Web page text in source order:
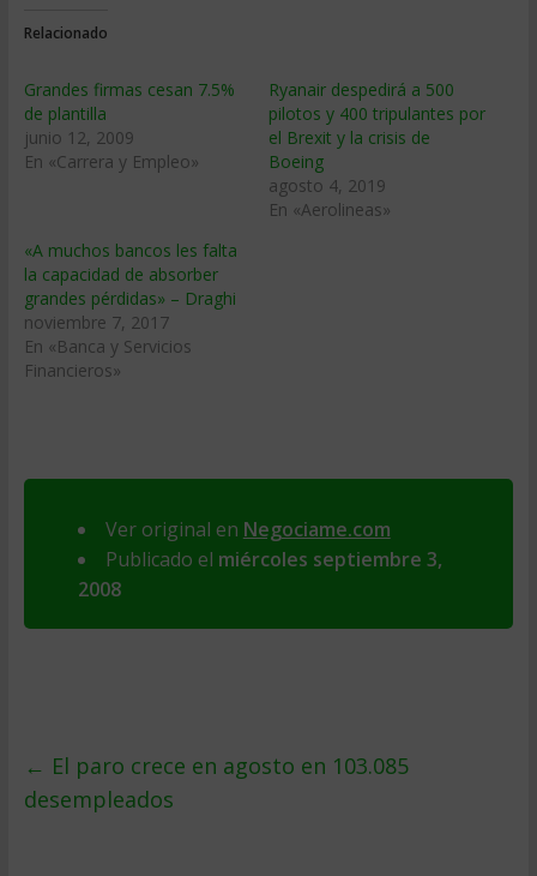
Relacionado
Grandes firmas cesan 7.5%
de plantilla
junio 12, 2009
En «Carrera y Empleo»
Ryanair despedirá a 500
pilotos y 400 tripulantes por
el Brexit y la crisis de
Boeing
agosto 4, 2019
En «Aerolineas»
«A muchos bancos les falta
la capacidad de absorber
grandes pérdidas» – Draghi
noviembre 7, 2017
En «Banca y Servicios
Financieros»
Ver original en Negociame.com
Publicado el miércoles septiembre 3,
2008
← El paro crece en agosto en 103.085
desempleados